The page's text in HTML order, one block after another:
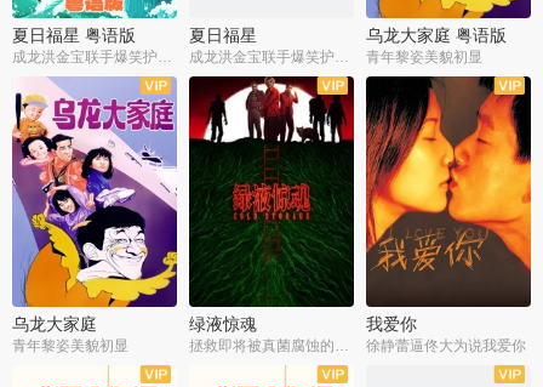
夏日福星 粤语版
成龙洪金宝联手爆笑护美女
夏日福星
成龙洪金宝联手爆笑护美女
乌龙大家庭 粤语版
青年黎姿美貌初显
乌龙大家庭
青年黎姿美貌初显
绿液惊魂
拯救即将被真菌腐蚀的世界
我爱你
徐静蕾逼佟大为说我爱你